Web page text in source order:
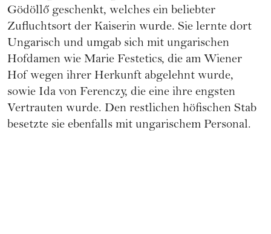
Gödöllő geschenkt, welches ein beliebter
Zufluchtsort der Kaiserin wurde. Sie lernte dort
Ungarisch und umgab sich mit ungarischen
Hofdamen wie Marie Festetics, die am Wiener
Hof wegen ihrer Herkunft abgelehnt wurde,
sowie Ida von Ferenczy, die eine ihre engsten
Vertrauten wurde. Den restlichen höfischen Stab
besetzte sie ebenfalls mit ungarischem Personal.